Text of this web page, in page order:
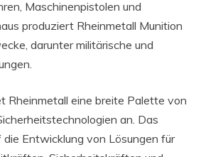
Maschinenpistolen und
produziert Rheinmetall Munition
darunter militärische und
Rheinmetall eine breite Palette von
an. Das
Entwicklung von Lösungen für